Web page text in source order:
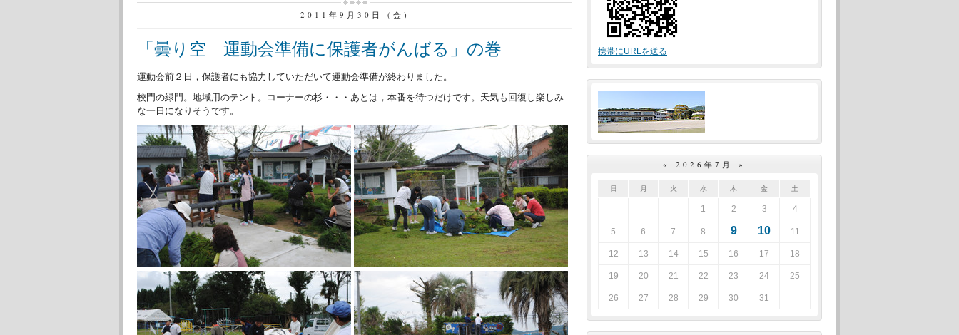
2011年9月30日 (金)
「曇り空 運動会準備に保護者がんばる」の巻
運動会前２日，保護者にも協力していただいて運動会準備が終わりました。
校門の緑門。地域用のテント。コーナーの杉・・・あとは，本番を待つだけです。天気も回復し楽しみ
な一日になりそうです。
携帯にURLを送る
« 2026年7月 »
日 月 火 水 木 金 土
1 2 3 4
5 6 7 8 9 10 11
12 13 14 15 16 17 18
19 20 21 22 23 24 25
26 27 28 29 30 31